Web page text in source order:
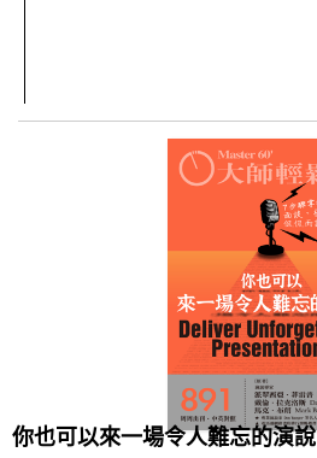
你也可以來一場令人難忘的演說